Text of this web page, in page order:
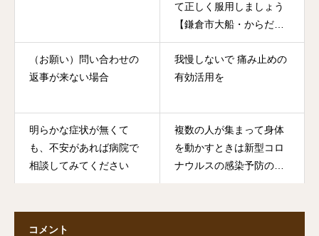
て正しく服用しましょう
【鎌倉市大船・からだの
しくみ工房 石塚整体鍼灸
治療院】
（お願い）問い合わせの
返事が来ない場合
我慢しないで 痛み止めの
有効活用を
明らかな症状が無くて
も、不安があれば病院で
相談してみてください
複数の人が集まって身体
を動かすときは新型コロ
ナウルスの感染予防のた
コメント